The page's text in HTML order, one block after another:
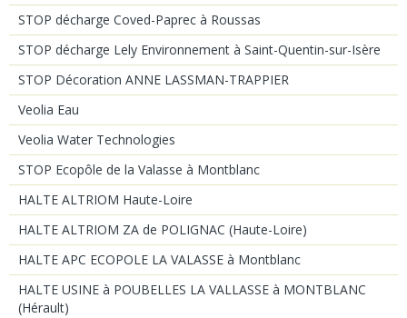
STOP décharge Coved-Paprec à Roussas
STOP décharge Lely Environnement à Saint-Quentin-sur-Isère
STOP Décoration ANNE LASSMAN-TRAPPIER
Veolia Eau
Veolia Water Technologies
STOP Ecopôle de la Valasse à Montblanc
HALTE ALTRIOM Haute-Loire
HALTE ALTRIOM ZA de POLIGNAC (Haute-Loire)
HALTE APC ECOPOLE LA VALASSE à Montblanc
HALTE USINE à POUBELLES LA VALLASSE à MONTBLANC
(Hérault)